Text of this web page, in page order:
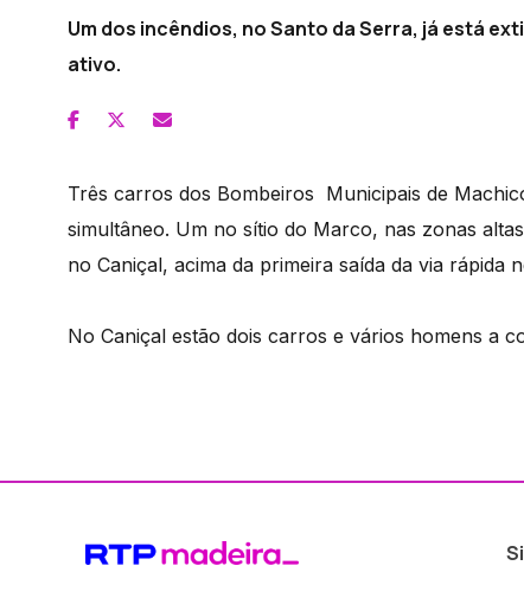
Um dos incêndios, no Santo da Serra, já está
ativo.
Três carros dos Bombeiros Municipais de
simultâneo. Um no sítio do Marco, nas zonas
no Caniçal, acima da primeira saída da via rápida
No Caniçal estão dois carros e vários homens a